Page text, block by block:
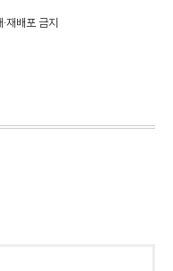
재배포 금지